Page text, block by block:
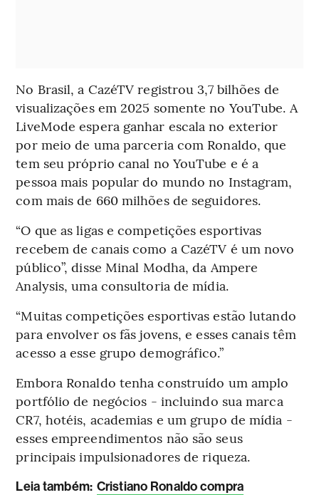
No Brasil, a CazéTV registrou 3,7 bilhões de
visualizações em 2025 somente no YouTube. A
LiveMode espera ganhar escala no exterior
por meio de uma parceria com Ronaldo, que
tem seu próprio canal no YouTube e é a
pessoa mais popular do mundo no Instagram,
com mais de 660 milhões de seguidores.
“O que as ligas e competições esportivas
recebem de canais como a CazéTV é um novo
público”, disse Minal Modha, da Ampere
Analysis, uma consultoria de mídia.
“Muitas competições esportivas estão lutando
para envolver os fãs jovens, e esses canais têm
acesso a esse grupo demográfico.”
Embora Ronaldo tenha construído um amplo
portfólio de negócios - incluindo sua marca
CR7, hotéis, academias e um grupo de mídia -
esses empreendimentos não são seus
principais impulsionadores de riqueza.
Leia também: Cristiano Ronaldo compra